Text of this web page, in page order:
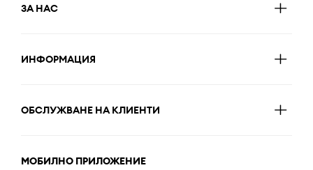
ЗА НАС
ИНФОРМАЦИЯ
ОБСЛУЖВАНЕ НА КЛИЕНТИ
МОБИЛНО ПРИЛОЖЕНИЕ